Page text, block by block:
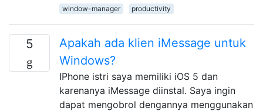
window-manager
productivity
5
Apakah ada klien iMessage untuk
Windows?
IPhone istri saya memiliki iOS 5 dan
karenanya iMessage diinstal. Saya ingin
dapat mengobrol dengannya menggunakan